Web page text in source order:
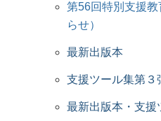
第56回特別支援
らせ）
最新出版本
支援ツール集第３
最新出版本・支援